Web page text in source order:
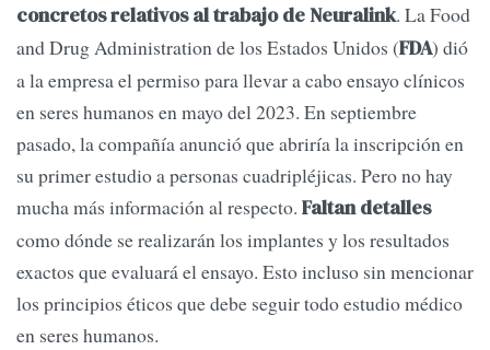
concretos relativos al trabajo de Neuralink. La Food
and Drug Administration de los Estados Unidos (FDA) dió
a la empresa el permiso para llevar a cabo ensayo clínicos
en seres humanos en mayo del 2023. En septiembre
pasado, la compañía anunció que abriría la inscripción en
su primer estudio a personas cuadripléjicas. Pero no hay
mucha más información al respecto. Faltan detalles
como dónde se realizarán los implantes y los resultados
exactos que evaluará el ensayo. Esto incluso sin mencionar
los principios éticos que debe seguir todo estudio médico
en seres humanos.